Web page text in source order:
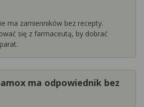
ma zamienników bez recepty.
się z farmaceutą, by dobrać
ma odpowiednik bez